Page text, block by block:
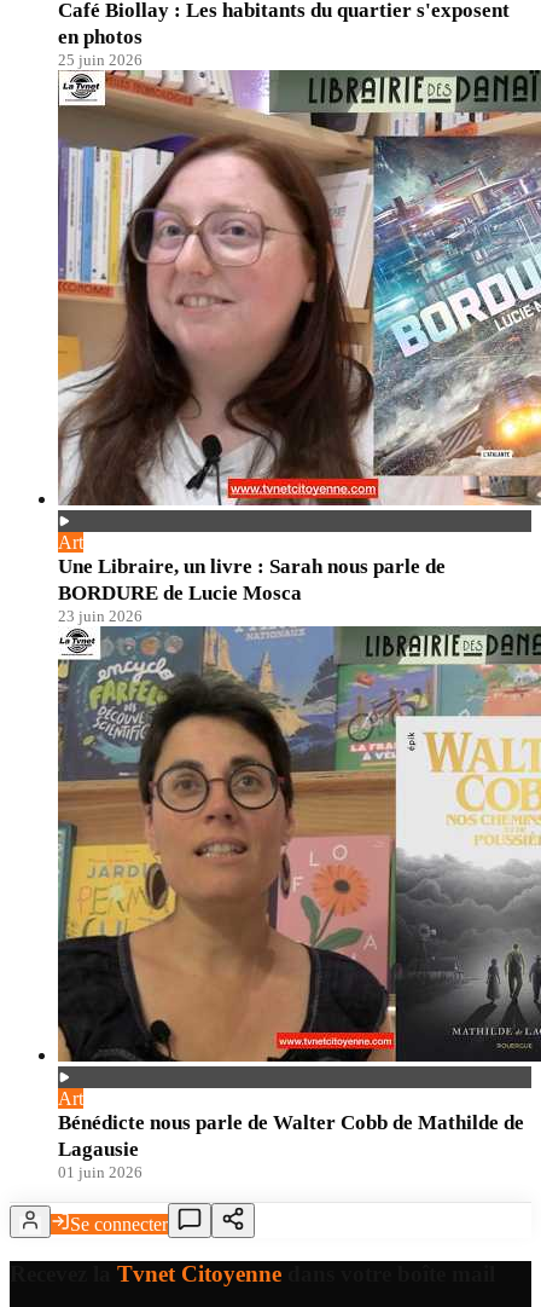
Café Biollay : Les habitants du quartier s'exposent
en photos
25 juin 2026
Art
Une Libraire, un livre : Sarah nous parle de
BORDURE de Lucie Mosca
23 juin 2026
Art
Bénédicte nous parle de Walter Cobb de Mathilde de
Lagausie
01 juin 2026
Se connecter
Tvnet Citoyenne